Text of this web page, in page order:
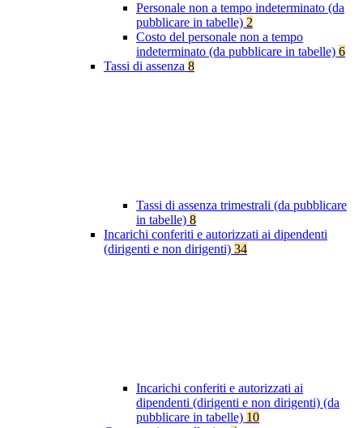
Personale non a tempo indeterminato (da
pubblicare in tabelle) 2
Costo del personale non a tempo
indeterminato (da pubblicare in tabelle) 6
Tassi di assenza 8
Tassi di assenza trimestrali (da pubblicare
in tabelle) 8
Incarichi conferiti e autorizzati ai dipendenti
(dirigenti e non dirigenti) 34
Incarichi conferiti e autorizzati ai
dipendenti (dirigenti e non dirigenti) (da
pubblicare in tabelle) 10